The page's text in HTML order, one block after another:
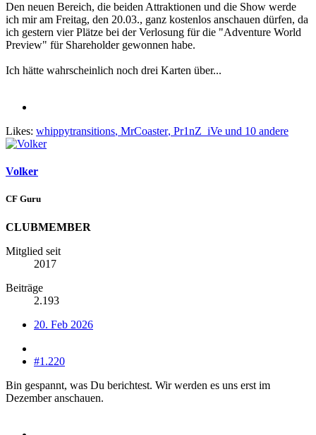
Den neuen Bereich, die beiden Attraktionen und die Show werde
ich mir am Freitag, den 20.03., ganz kostenlos anschauen dürfen, da
ich gestern vier Plätze bei der Verlosung für die "Adventure World
Preview" für Shareholder gewonnen habe.
Ich hätte wahrscheinlich noch drei Karten über...
Likes: whippytransitions, MrCoaster, Pr1nZ_iVe und 10 andere
Volker
CF Guru
CLUBMEMBER
Mitglied seit
2017
Beiträge
2.193
20. Feb 2026
#1.220
Bin gespannt, was Du berichtest. Wir werden es uns erst im
Dezember anschauen.